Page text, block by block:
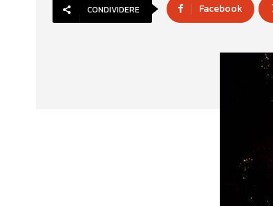
CONDIVIDERE Facebook